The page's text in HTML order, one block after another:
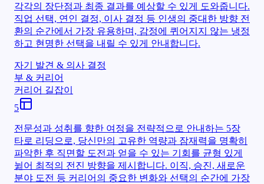
각각의 장단점과 최종 결과를 예상할 수 있게 도와줍니다.
직업 선택, 연인 결정, 이사 결정 등 인생의 중대한 방향 전
환의 순간에서 가장 유용하며, 감정에 퀴어지지 않는 냉정
하고 현명한 선택을 내릴 수 있게 안내합니다.
자기 발견 & 의사 결정
부 & 커리어
커리어 길잡이
5
전문성과 성취를 향한 여정을 전략적으로 안내하는 5장
타로 리딩으로, 당신만의 고유한 역량과 잠재력을 명확히
파악한 후 직면할 도전과 얻을 수 있는 기회를 균형 있게
뉦어 최적의 전진 방향을 제시합니다. 이직, 승진, 새로운
분야 도전 등 커리어의 중요한 변화와 선택의 순간에 가장